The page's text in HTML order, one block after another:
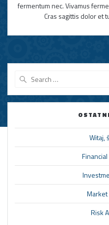
fermentum nec. Vivamus
Cras sagittis dolor et
Witaj,
Market
Risk